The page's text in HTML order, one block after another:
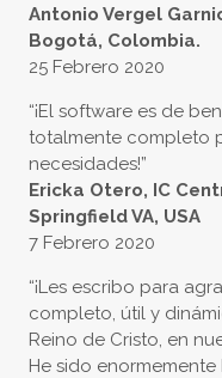
Antonio Vergel
Bogotá, Colombia.
25 Febrero 2020
“¡El software es de
totalmente completo
necesidades!”
Ericka Otero, IC
Springfield VA, USA
7 Febrero 2020
“¡Les escribo para
completo, útil y
Reino de Cristo, en
He sido enormemente